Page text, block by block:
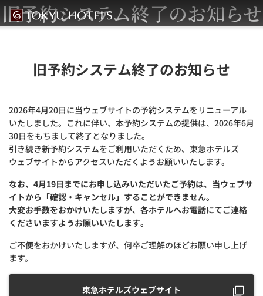
旧予約システム終了のお知らせ
旧予約システム終了のお知らせ
2026年4月20日に当ウェブサイトの予約システムをリニューアル
いたしました。これに伴い、本予約システムの提供は、2026年6月
30日をもちまして終了となりました。
引き続き新予約システムをご利用いただくため、東急ホテルズ
ウェブサイトからアクセスいただくようお願いいたします。
なお、4月19日までにお申し込みいただいたご予約は、当ウェブサ
イトから「確認・キャンセル」することができません。
大変お手数をおかけいたしますが、各ホテルへお電話にてご連絡
くださいますようお願いいたします。
ご不便をおかけいたしますが、何卒ご理解のほどお願い申し上げ
ます。
東急ホテルズウェブサイト